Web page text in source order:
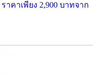
ราคาเพียง 2,900 บาทจาก